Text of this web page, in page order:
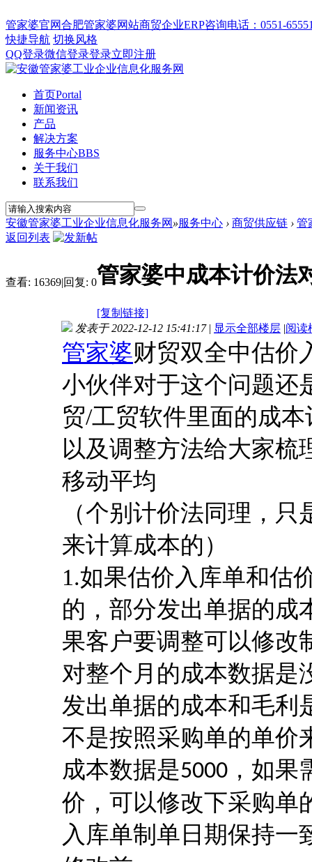
管家婆官网合肥管家婆网站商贸企业ERP咨询电话：0551-
快捷导航 切换风格
QQ登录微信登录登录立即注册
首页Portal
新闻资讯
产品
解决方案
服务中心BBS
关于我们
联系我们
安徽管家婆工业企业信息化服务网 »服务中心 › 商贸供应链 › 管
返回列表
查看: 16369|回复: 0管家婆中成本计价法
[复制链接]
发表于 2022-12-12 15:41:17 | 显示全部楼层 |阅读
管家婆财贸双全中估价
小伙伴对于这个问题还
贸/工贸软件里面的成
以及调整方法给大家梳
移动平均
（个别计价法同理，
来计算成本的）
1.如果估价入库单和估
的，部分发出单据的成
果客户要调整可以修改
对整个月的成本数据是
发出单据的成本和毛利
不是按照采购单的单价
成本数据是5000 ，如
价，可以修改下采购单
入库单制单日期保持一